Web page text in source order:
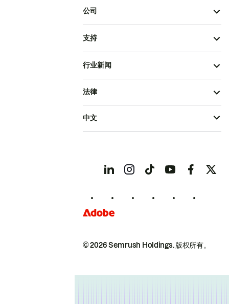
公司
支持
行业新闻
© 2026 Semrush Holdings.版权所有。
法律
中文